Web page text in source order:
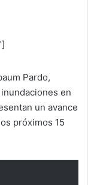
Pardo,
en
un avance
próximos 15